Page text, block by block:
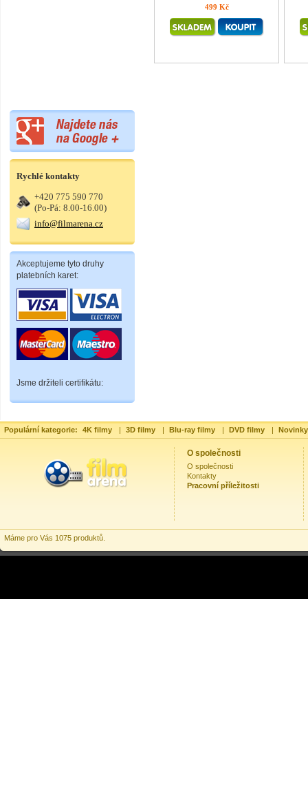
Rychlé kontakty
+420 775 590 770
(Po-Pá: 8.00-16.00)
info@filmarena.cz
Akceptujeme tyto druhy
platebních karet:
Jsme držiteli certifikátu:
499 Kč
Populární kategorie: 4K filmy | 3D filmy | Blu-ray filmy | DVD filmy |
O společnosti
O společnosti
Kontakty
Pracovní příležitosti
Máme pro Vás 1075 produktů.